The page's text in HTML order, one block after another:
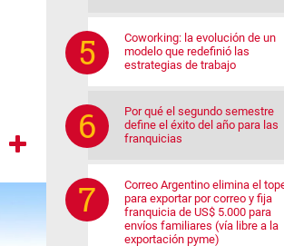
Coworking: la evolución de un
modelo que redefinió las
estrategias de trabajo
Por qué el segundo semestre
define el éxito del año para las
franquicias
Correo Argentino elimina el
para exportar por correo y fija
franquicia de US$ 5.000 para
envíos familiares (vía libre a la
exportación pyme)